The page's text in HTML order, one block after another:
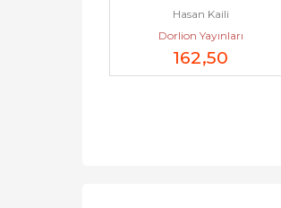
Soruları Cilt 2:...
Hasan Kaili
Dorlion Yayınları
162,50